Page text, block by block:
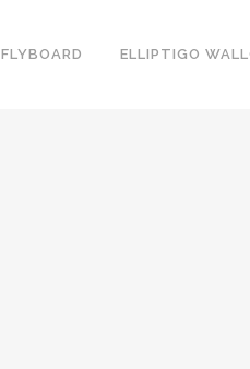
FLYBOARD ELLIPTIGO